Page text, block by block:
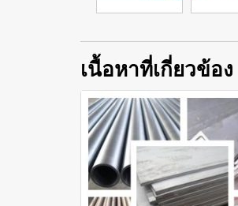
เนื้อหาที่เกี่ยวข้อง